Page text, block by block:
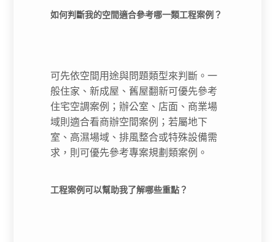
如何判斷我的空間適合參考哪一類工程案例？
可先依空間用途與問題類型來判斷。一
般住家、新成屋、舊屋翻新可優先參考
住宅空調案例；辦公室、店面、商業場
域則適合看商辦空間案例；若屬地下
室、高濕場域、排風整合或特殊設備需
求，則可優先參考專案規劃類案例。
工程案例可以幫助我了解哪些重點？